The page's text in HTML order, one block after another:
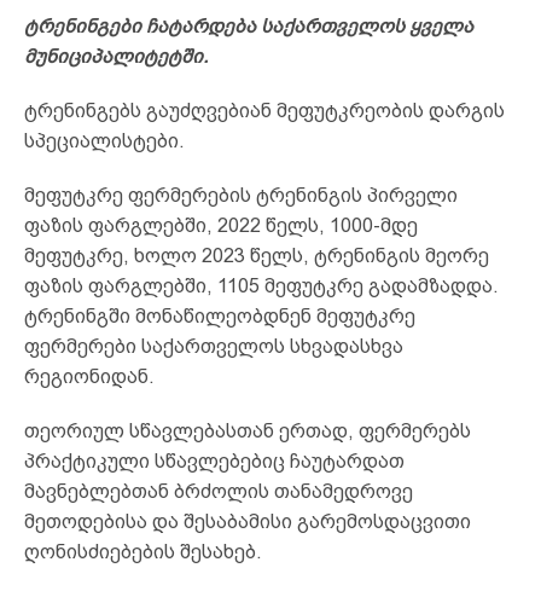
ტრენინგები ჩატარდება საქართველოს ყველა
მუნიციპალიტეტში.
ტრენინგებს გაუძღვებიან მეფუტკრეობის დარგის
სპეციალისტები.
მეფუტკრე ფერმერების ტრენინგის პირველი
ფაზის ფარგლებში, 2022 წელს, 1000-მდე
მეფუტკრე, ხოლო 2023 წელს, ტრენინგის მეორე
ფაზის ფარგლებში, 1105 მეფუტკრე გადამზადდა.
ტრენინგში მონაწილეობდნენ მეფუტკრე
ფერმერები საქართველოს სხვადასხვა
რეგიონიდან.
თეორიულ სწავლებასთან ერთად, ფერმერებს
პრაქტიკული სწავლებებიც ჩაუტარდათ
მავნებლებთან ბრძოლის თანამედროვე
მეთოდებისა და შესაბამისი გარემოსდაცვითი
ღონისძიებების შესახებ.